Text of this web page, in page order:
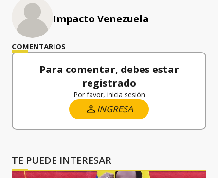
Impacto Venezuela
COMENTARIOS
Para comentar, debes estar
registrado
Por favor, inicia sesión
INGRESA
TE PUEDE INTERESAR